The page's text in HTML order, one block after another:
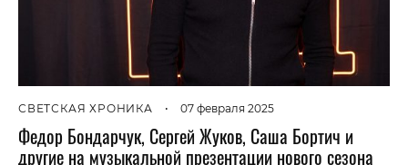
СВЕТСКАЯ ХРОНИКА • 07 февраля 2025
Федор Бондарчук, Сергей Жуков, Саша Бортич и
другие на музыкальной презентации нового сезона